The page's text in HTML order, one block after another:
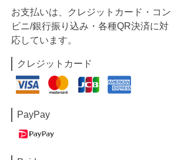
お支払いは、クレジットカード・コン
ビニ/銀行振り込み・各種QR決済に対
応しています。
クレジットカード
PayPay